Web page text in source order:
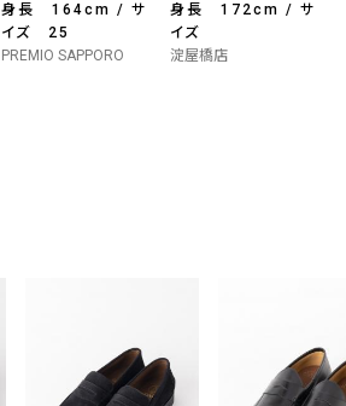
身長 164cm / サ
イズ 25
PREMIO SAPPORO
身長 172cm / サ
イズ
淀屋橋店